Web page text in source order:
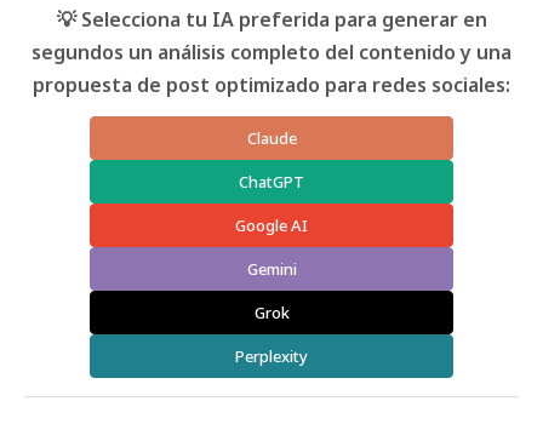
💡 Selecciona tu IA preferida para generar en
segundos un análisis completo del contenido y una
propuesta de post optimizado para redes sociales:
Claude
ChatGPT
Google AI
Gemini
Grok
Perplexity